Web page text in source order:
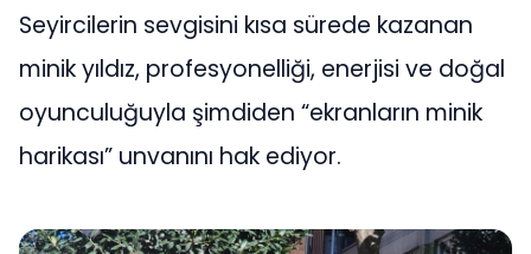
Seyircilerin sevgisini kısa sürede kazanan
minik yıldız, profesyonelliği, enerjisi ve doğal
oyunculuğuyla şimdiden “ekranların minik
harikası” unvanını hak ediyor.